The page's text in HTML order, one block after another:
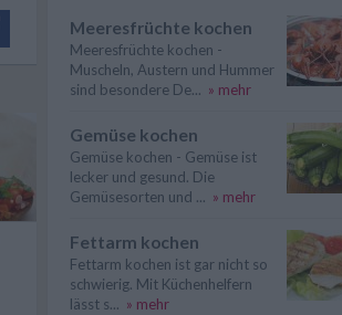
Meeresfrüchte kochen
Meeresfrüchte kochen -
Muscheln, Austern und Hummer
sind besondere De... » mehr
Gemüse kochen
Gemüse kochen - Gemüse ist
lecker und gesund. Die
Gemüsesorten und ... » mehr
Fettarm kochen
Fettarm kochen ist gar nicht so
schwierig. Mit Küchenhelfern
lässt s... » mehr